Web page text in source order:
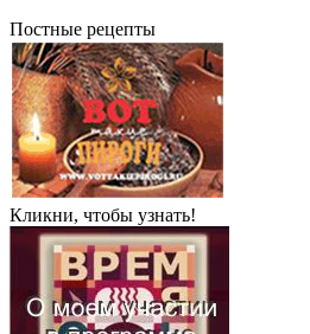
Постные рецепты
Кликни, чтобы узнать!